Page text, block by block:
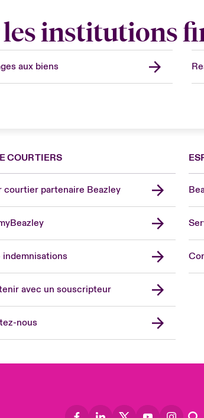
institutions
aux biens
COURTIERS
courtier partenaire Beazley
indemnisations
avec un souscripteur
nous